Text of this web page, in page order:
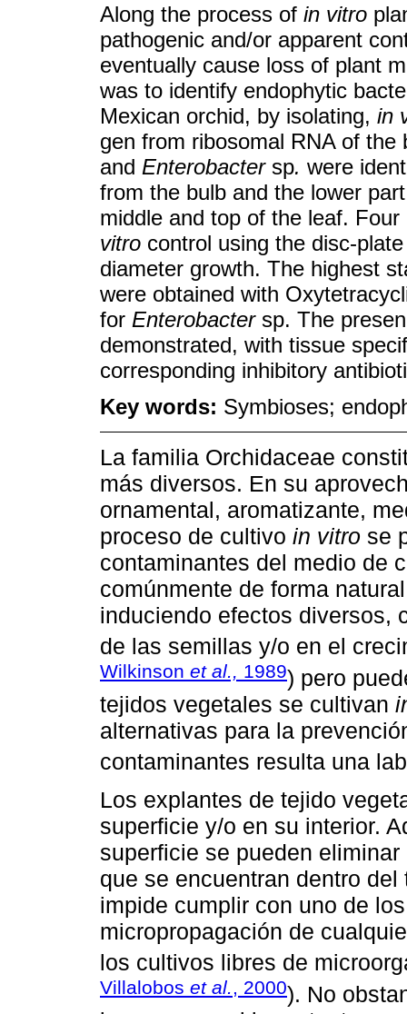
Along the process of in vitro
pathogenic and/or apparent
eventually cause loss of plant
was to identify endophytic
Mexican orchid, by isolating, in
gen from ribosomal RNA of
and Enterobactersp. were
from the bulb and the lower
middle and top of the leaf.
vitro control using the disc-
diameter growth. The highest
were obtained with
for Enterobactersp. The
demonstrated, with tissue
corresponding inhibitory
Key words: Symbioses;
La familia Orchidaceae
más diversos. En su
ornamental, aromatizante,
proceso de cultivo in vitro se
contaminantes del medio de
comúnmente de forma
induciendo efectos diversos,
de las semillas y/o en el
Wilkinson et al., 1989) pero
tejidos vegetales se cultivan
alternativas para la
contaminantes resulta una
Los explantes de tejido
superficie y/o en su interior.
superficie se pueden
que se encuentran dentro
impide cumplir con uno de
micropropagación de
los cultivos libres de
Villalobos et al., 2000). No